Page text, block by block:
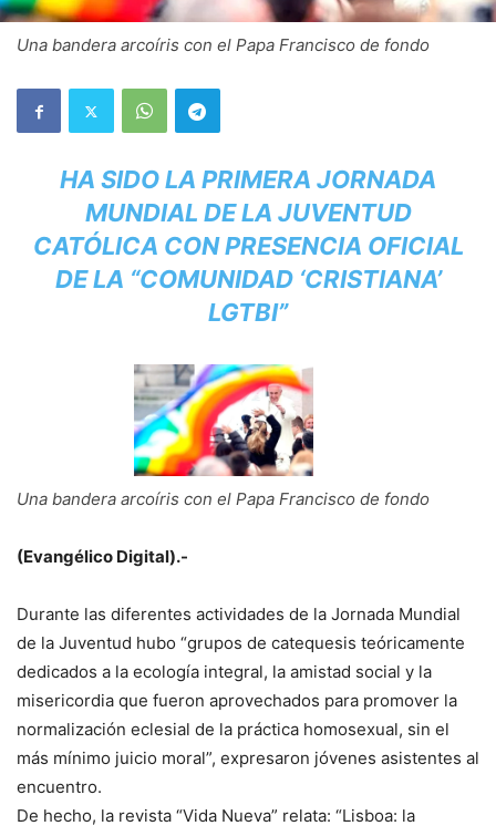
Una bandera arcoíris con el Papa Francisco de fondo
HA SIDO LA PRIMERA JORNADA
MUNDIAL DE LA JUVENTUD
CATÓLICA CON PRESENCIA OFICIAL
DE LA “COMUNIDAD ‘CRISTIANA’
LGTBI”
Una bandera arcoíris con el Papa Francisco de fondo
(Evangélico Digital).-
Durante las diferentes actividades de la Jornada Mundial
de la Juventud hubo “grupos de catequesis teóricamente
dedicados a la ecología integral, la amistad social y la
misericordia que fueron aprovechados para promover la
normalización eclesial de la práctica homosexual, sin el
más mínimo juicio moral”, expresaron jóvenes asistentes al
encuentro.
De hecho, la revista “Vida Nueva” relata: “Lisboa: la